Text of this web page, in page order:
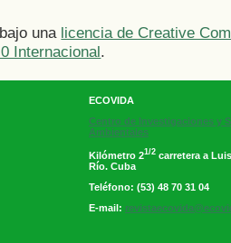
una licencia de Creative
Internacional.
ECOVIDA
Centro de Investigaciones y
Ambientales
Kilómetro 21/2carretera a
Río. Cuba
Teléfono: (53) 48 70 31 04
E-mail: